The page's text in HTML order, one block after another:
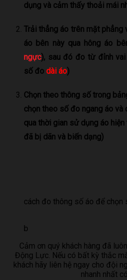
dụng và cảm thấy thoải mái
Trải thẳng áo trên mặt
áo bên này qua hông áo
ngực), sau đó đo từ đỉnh
số đo dài áo)
Chọn theo thông số trong
chọn theo số đo ngang áo
qua thời gian sử dụng áo
đã bị dãn và biến dạng)
cách đo thông số áo để chọn
b
Cảm ơn quý khách hàng đã
Động Lực. Nếu có bất kỳ thắc
khách hãy liên hệ ngay cho đội
nhanh nhất